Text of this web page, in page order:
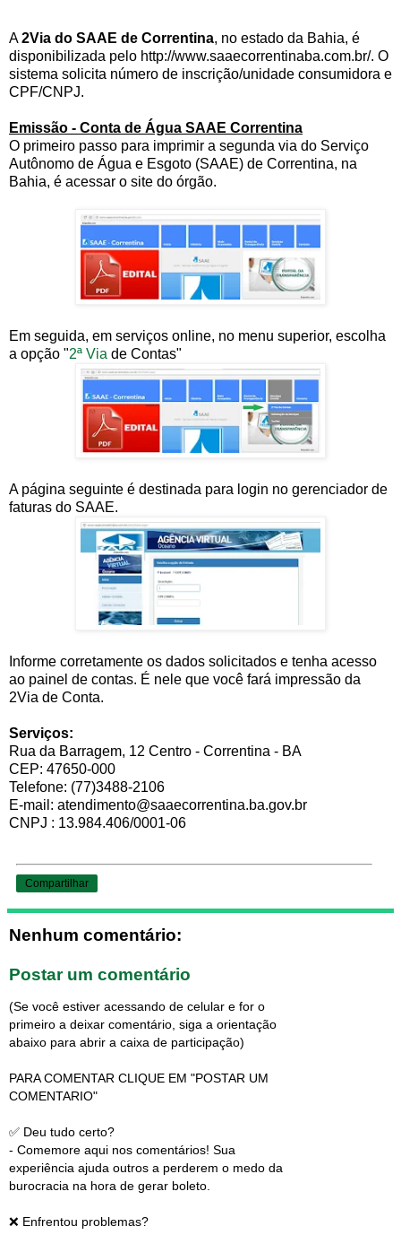
A2Via do SAAE de Correntina, no estado da Bahia, é
disponibilizada pelo http://www.saaecorrentinaba.com.br/. O
sistema solicita número de inscrição/unidade consumidora e
CPF/CNPJ.
Emissão - Conta de Água SAAE Correntina
O primeiro passo para imprimir a segunda via do Serviço
Autônomo de Água e Esgoto (SAAE) de Correntina, na
Bahia, é acessar o site do órgão.
Em seguida, em serviços online, no menu superior, escolha
a opção "2ª Via de Contas"
A página seguinte é destinada para login no gerenciador de
faturas do SAAE.
Informe corretamente os dados solicitados e tenha acesso
ao painel de contas. É nele que você fará impressão da
2Via de Conta.
Serviços:
Rua da Barragem, 12 Centro - Correntina - BA
CEP: 47650-000
Telefone: (77)3488-2106
E-mail: atendimento@saaecorrentina.ba.gov.br
CNPJ : 13.984.406/0001-06
Compartilhar
Nenhum comentário:
Postar um comentário
(Se você estiver acessando de celular e for o
primeiro a deixar comentário, siga a orientação
abaixo para abrir a caixa de participação)
PARA COMENTAR CLIQUE EM "POSTAR UM
COMENTARIO"
✅ Deu tudo certo?
- Comemore aqui nos comentários! Sua
experiência ajuda outros a perderem o medo da
burocracia na hora de gerar boleto.
❌ Enfrentou problemas?